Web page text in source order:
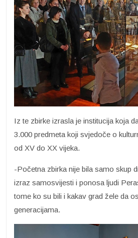
Iz te zbirke izrasla je institucija koja
3.000 predmeta koji svjedoče o
od XV do XX vijeka.
-Početna zbirka nije bila samo skup
izraz samosvijesti i ponosa ljudi
tome ko su bili i kakav grad žele da
generacijama.